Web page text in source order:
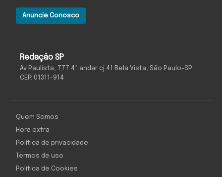
Redação SP
Av Paulista, 777 4º andar cj 41 Bela Vista, São Paulo-SP
CEP: 01311-914
Anuncie Conosco
Quem Somos
Hora extra
Política de privacidade
Termos de uso
Política de Cookies